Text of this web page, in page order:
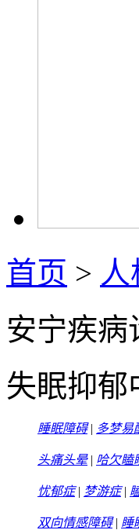
首页 >
安宁疾病
失眠抑郁
睡眠障碍| 多梦易
头痛头晕| 哈欠瞌
忧郁症| 梦游症|
双向情感障碍| 睡